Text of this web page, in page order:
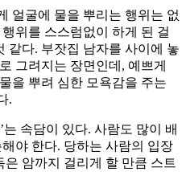
얼굴에 물을 뿌리는 행위는 없
위를 스스럼없이 하게 된 걸
같다. 부잣집 남자를 사이에 놓
그려지는 장면인데, 예쁘게
을 뿌려 심한 모욕감을 주는
.
속담이 있다. 사람도 많이 배
야 한다. 당하는 사람의 입장
암까지 걸리게 할 만큼 스트